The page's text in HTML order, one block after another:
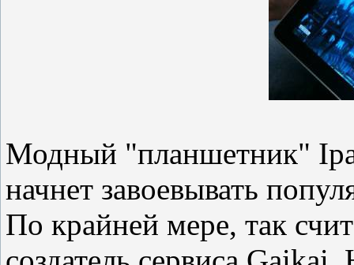
Модный "планшетник"
начнет завоевывать
По крайней мере, так